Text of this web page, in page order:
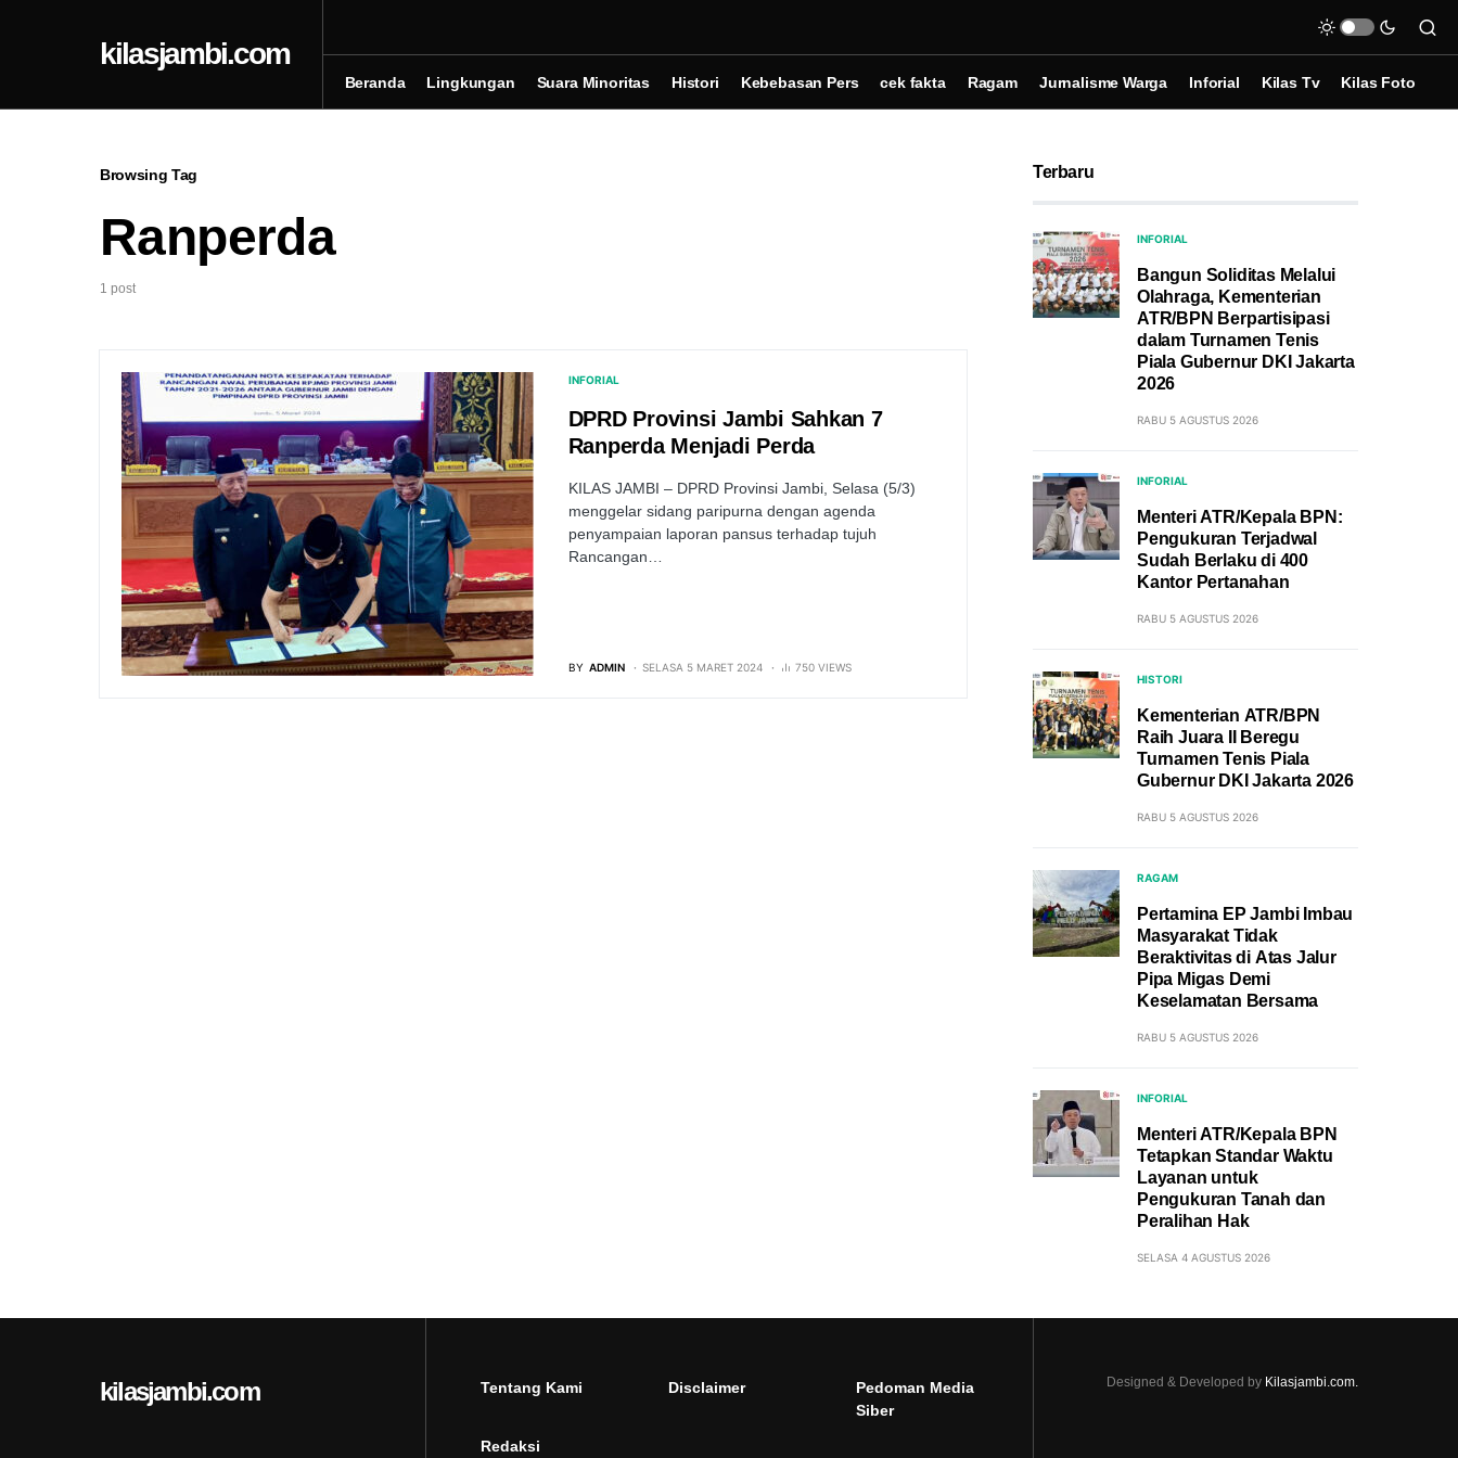
kilasjambi.com
Beranda Lingkungan Suara Minoritas Histori Kebebasan Pers cek fakta Ragam Jurnalisme Warga Inforial Kilas Tv Kilas Foto
Browsing Tag
Ranperda
1 post
INFORIAL
DPRD Provinsi Jambi Sahkan 7
Ranperda Menjadi Perda
KILAS JAMBI – DPRD Provinsi Jambi, Selasa (5/3)
menggelar sidang paripurna dengan agenda
penyampaian laporan pansus terhadap tujuh
Rancangan…
BY ADMIN SELASA 5 MARET 2024 750 VIEWS
Terbaru
INFORIAL
Bangun Soliditas Melalui
Olahraga, Kementerian
ATR/BPN Berpartisipasi
dalam Turnamen Tenis
Piala Gubernur DKI Jakarta
2026
RABU 5 AGUSTUS 2026
INFORIAL
Menteri ATR/Kepala BPN:
Pengukuran Terjadwal
Sudah Berlaku di 400
Kantor Pertanahan
RABU 5 AGUSTUS 2026
HISTORI
Kementerian ATR/BPN
Raih Juara II Beregu
Turnamen Tenis Piala
Gubernur DKI Jakarta 2026
RABU 5 AGUSTUS 2026
RAGAM
Pertamina EP Jambi Imbau
Masyarakat Tidak
Beraktivitas di Atas Jalur
Pipa Migas Demi
Keselamatan Bersama
RABU 5 AGUSTUS 2026
INFORIAL
Menteri ATR/Kepala BPN
Tetapkan Standar Waktu
Layanan untuk
Pengukuran Tanah dan
Peralihan Hak
SELASA 4 AGUSTUS 2026
kilasjambi.com Tentang Kami Disclaimer
Pedoman Media
Siber
Redaksi
Designed & Developed by Kilasjambi.com.